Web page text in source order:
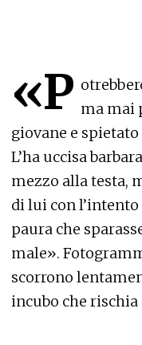
«P ma mai
giovane e
L’ha uccisa
mezzo alla testa,
di lui con
paura che
male».
scorrono
incubo che